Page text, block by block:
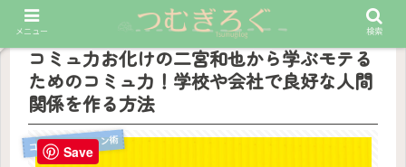
PR
コミュ力お化けの二宮和也から学ぶモテる
ためのコミュ力！学校や会社で良好な人間
関係を作る方法
コミュニケーション術
メニュー 検索
Save